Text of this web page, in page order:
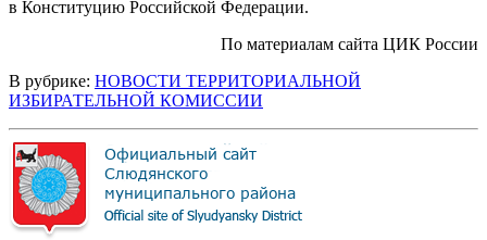
в Конституцию Российской Федерации.
По материалам сайта ЦИК России
В рубрике: НОВОСТИ ТЕРРИТОРИАЛЬНОЙ
ИЗБИРАТЕЛЬНОЙ КОМИССИИ